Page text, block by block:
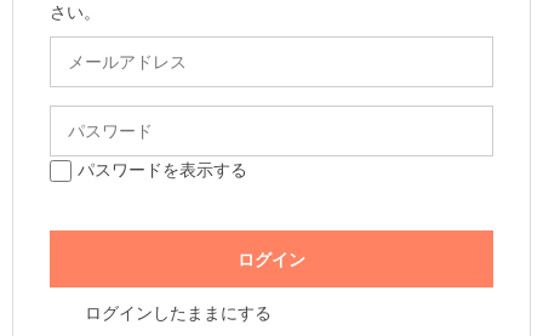
さい。
パスワードを表示する
ログインしたままにする